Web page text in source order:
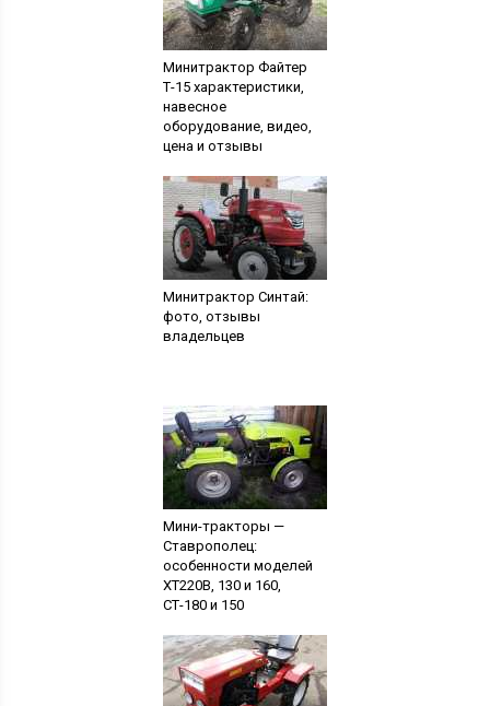
Минитрактор Файтер
Т-15 характеристики,
навесное
оборудование, видео,
цена и отзывы
Минитрактор Синтай:
фото, отзывы
владельцев
Мини-тракторы —
Ставрополец:
особенности моделей
ХТ220В, 130 и 160,
СТ-180 и 150